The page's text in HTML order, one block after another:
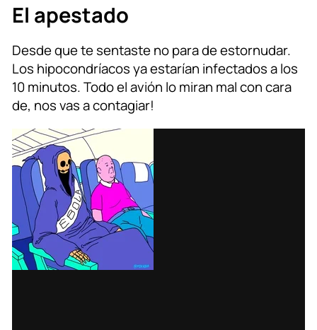
El apestado
Desde que te sentaste no para de estornudar.
Los hipocondríacos ya estarían infectados a los
10 minutos. Todo el avión lo miran mal con cara
de, nos vas a contagiar!